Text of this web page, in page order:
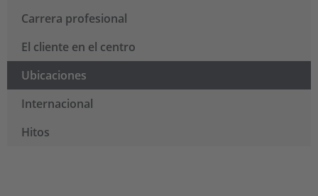
Carrera profesional
El cliente en el centro
Ubicaciones
Internacional
Hitos